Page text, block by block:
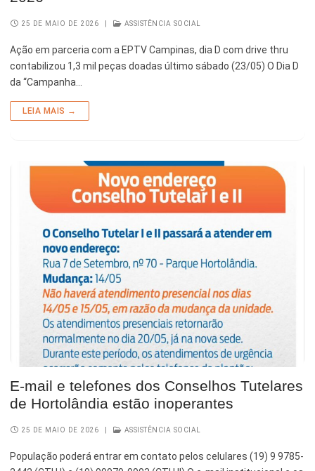
25 DE MAIO DE 2026 ASSISTÊNCIA SOCIAL
Ação em parceria com a EPTV Campinas, dia D com drive thru
contabilizou 1,3 mil peças doadas último sábado (23/05) O Dia D
da “Campanha…
LEIA MAIS →
E-mail e telefones dos Conselhos Tutelares
de Hortolândia estão inoperantes
25 DE MAIO DE 2026 ASSISTÊNCIA SOCIAL
População poderá entrar em contato pelos celulares (19) 9 9785-